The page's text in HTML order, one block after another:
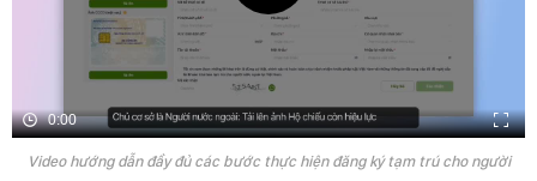
0:00
Video hướng dẫn đầy đủ các bước thực hiện đăng ký tạm trú cho người